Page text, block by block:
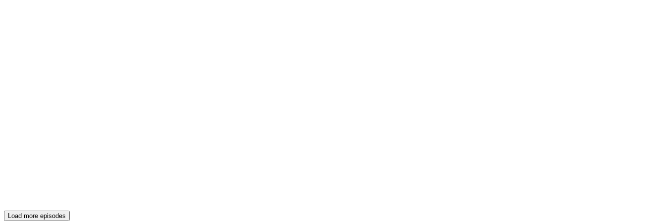
Load more episodes